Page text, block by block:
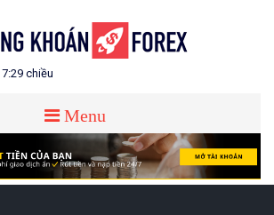
FOREX
Khoán và Forex
chiều
Menu